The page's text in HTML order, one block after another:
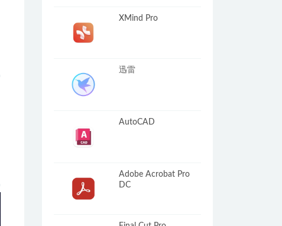
XMind Pro
迅雷
AutoCAD
Adobe Acrobat Pro
DC